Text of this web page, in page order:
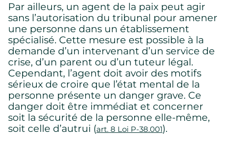
Par ailleurs, un agent de la paix peut agir
sans l’autorisation du tribunal pour amener
une personne dans un établissement
spécialisé. Cette mesure est possible à la
demande d’un intervenant d’un service de
crise, d’un parent ou d’un tuteur légal.
Cependant, l’agent doit avoir des motifs
sérieux de croire que l’état mental de la
personne présente un danger grave. Ce
danger doit être immédiat et concerner
soit la sécurité de la personne elle-même,
soit celle d’autrui (art. 8 Loi P-38.001).